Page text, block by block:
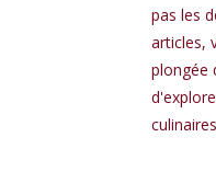
pas les
articles,
plongée